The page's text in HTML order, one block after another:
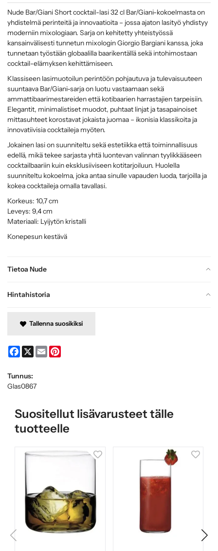
Tietoa Nude
Hintahistoria
Nude Bar/Giani Short cocktail-lasi 32 cl Bar/Giani-kokoelmasta on
yhdistelmä perinteitä ja innovaatioita – jossa ajaton lasityö yhdistyy
moderniin mixologiaan. Sarja on kehitetty yhteistyössä
kansainvälisesti tunnetun mixologin Giorgio Bargiani kanssa, joka
tunnetaan työstään globaalilla baarikentällä sekä intohimostaan
cocktail-elämyksen kehittämiseen.
Klassiseen lasimuotoilun perintöön pohjautuva ja tulevaisuuteen
suuntaava Bar/Giani-sarja on luotu vastaamaan sekä
ammattibaarimestareiden että kotibaarien harrastajien tarpeisiin.
Elegantit, minimalistiset muodot, puhtaat linjat ja tasapainoiset
mittasuhteet korostavat jokaista juomaa – ikonisia klassikoita ja
innovatiivisia cocktaileja myöten.
Jokainen lasi on suunniteltu sekä estetiikka että toiminnallisuus
edellä, mikä tekee sarjasta yhtä luontevan valinnan tyylikkääseen
cocktailbaariin kuin eksklusiiviseen kotitarjoiluun. Huolella
suunniteltu kokoelma, joka antaa sinulle vapauden luoda, tarjoilla ja
kokea cocktaileja omalla tavallasi.
Korkeus: 10,7 cm
Leveys: 9,4 cm
Materiaali: Lyijytön kristalli
Konepesun kestävä
Tallenna suosikiksi
Facebook
X Email
Tunnus:
Glas0867
Suositellut lisävarusteet tälle
tuotteelle